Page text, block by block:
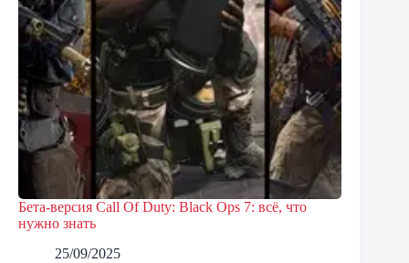
Бета-версия Call Of Duty: Black Ops 7: всё, что
нужно знать
25/09/2025